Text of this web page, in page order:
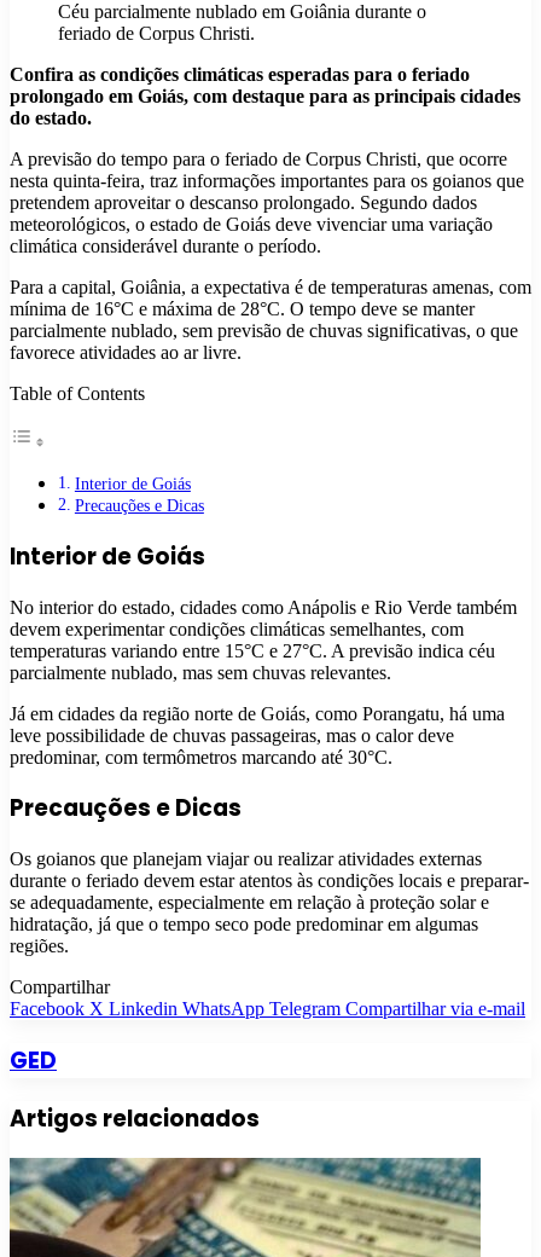
Céu parcialmente nublado em Goiânia durante o
feriado de Corpus Christi.
Confira as condições climáticas esperadas para o feriado
prolongado em Goiás, com destaque para as principais cidades
do estado.
A previsão do tempo para o feriado de Corpus Christi, que ocorre
nesta quinta-feira, traz informações importantes para os goianos que
pretendem aproveitar o descanso prolongado. Segundo dados
meteorológicos, o estado de Goiás deve vivenciar uma variação
climática considerável durante o período.
Para a capital, Goiânia, a expectativa é de temperaturas amenas, com
mínima de 16°C e máxima de 28°C. O tempo deve se manter
parcialmente nublado, sem previsão de chuvas significativas, o que
favorece atividades ao ar livre.
Table of Contents
Interior de Goiás
Precauções e Dicas
Interior de Goiás
No interior do estado, cidades como Anápolis e Rio Verde também
devem experimentar condições climáticas semelhantes, com
temperaturas variando entre 15°C e 27°C. A previsão indica céu
parcialmente nublado, mas sem chuvas relevantes.
Já em cidades da região norte de Goiás, como Porangatu, há uma
leve possibilidade de chuvas passageiras, mas o calor deve
predominar, com termômetros marcando até 30°C.
Precauções e Dicas
Os goianos que planejam viajar ou realizar atividades externas
durante o feriado devem estar atentos às condições locais e preparar-
se adequadamente, especialmente em relação à proteção solar e
hidratação, já que o tempo seco pode predominar em algumas
regiões.
Compartilhar
Facebook X Linkedin WhatsApp Telegram Compartilhar via e-mail
GED
Artigos relacionados